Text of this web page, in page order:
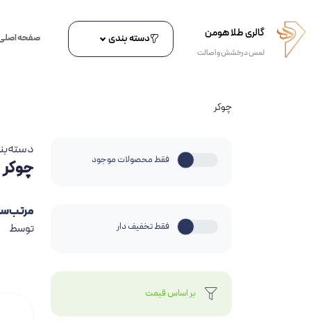
گالری طلا هومن
لمس درخشش و اصالت
دسته بندی صفحه
چوکر
فقط محصولات موجود
فقط تخفیف دار
بر اساس قیمت
چوکر
توسط